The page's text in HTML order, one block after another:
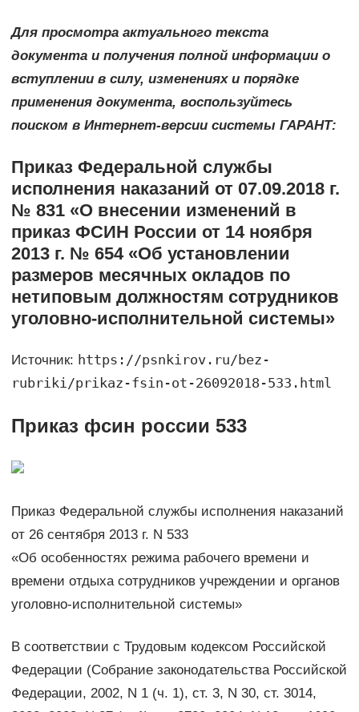
Для просмотра актуального текста
документа и получения полной информации о
вступлении в силу, изменениях и порядке
применения документа, воспользуйтесь
поиском в Интернет-версии системы ГАРАНТ:
Приказ Федеральной службы
исполнения наказаний от 07.09.2018 г.
№ 831 «О внесении изменений в
приказ ФСИН России от 14 ноября
2013 г. № 654 «Об установлении
размеров месячных окладов по
нетиповым должностям сотрудников
уголовно-исполнительной системы»
Источник: https://psnkirov.ru/bez-
rubriki/prikaz-fsin-ot-26092018-533.html
Приказ фсин россии 533
Приказ Федеральной службы исполнения наказаний
от 26 сентября 2013 г. N 533
«Об особенностях режима рабочего времени и
времени отдыха сотрудников учреждении и органов
уголовно-исполнительной системы»
В соответствии с Трудовым кодексом Российской
Федерации (Собрание законодательства Российской
Федерации, 2002, N 1 (ч. 1), ст. 3, N 30, ст. 3014,